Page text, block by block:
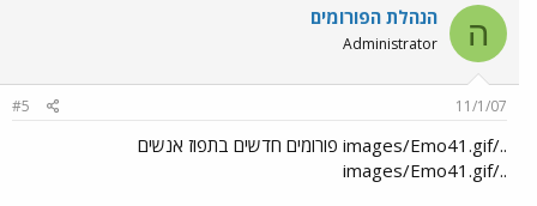
ה הנהלת הפורומים
Administrator
11/1/07
#5
../images/Emo41.gif פורומים חדשים בתפוז אנשים
../images/Emo41.gif